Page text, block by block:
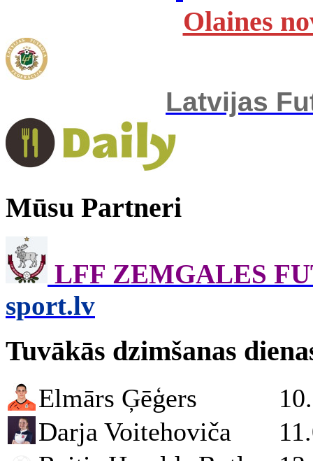
Olaines
Latvijas
Mūsu Partneri
LFF ZEMGALES
sport.lv
Tuvākās dzimšanas
Elmārs Ģēģers
Darja Voitehoviča